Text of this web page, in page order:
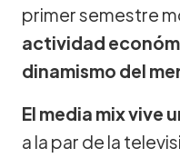
primer semestre
actividad
dinamismo del
El media mix
a la par de la